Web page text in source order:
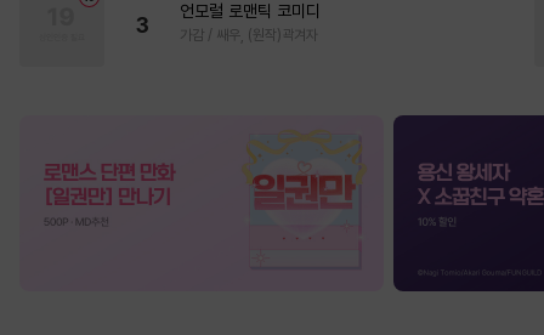
3
언모럴 로맨틱 코미디
가감 / 쌔우, (원작)곽겨자